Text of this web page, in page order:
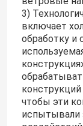
3)
включает
обработку и
чтобы эти
испытывали